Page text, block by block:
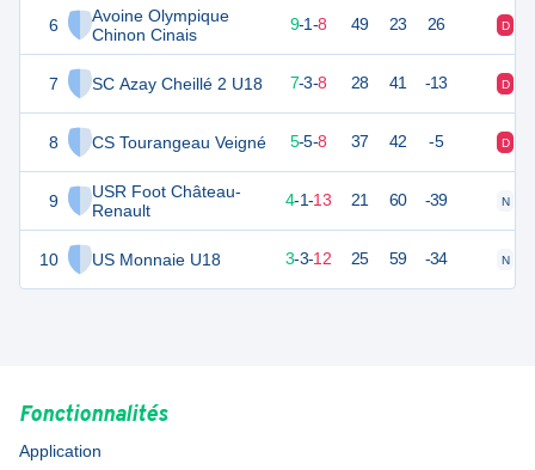
6
Avoine Olympique
Chinon Cinais
7 SC Azay Cheillé 2 U18
8 CS Tourangeau Veigné
9
USR Foot Château-
Renault
10 US Monnaie U18
28 9-1-8 49 23 26 D
24 18 7-3-8 28 41 -13 D
20 18 5-5-8 37 42 -5 D
13 4-1-13 21 60 -39 N
12 3-3-12 25 59 -34 N
Fonctionnalités
Application